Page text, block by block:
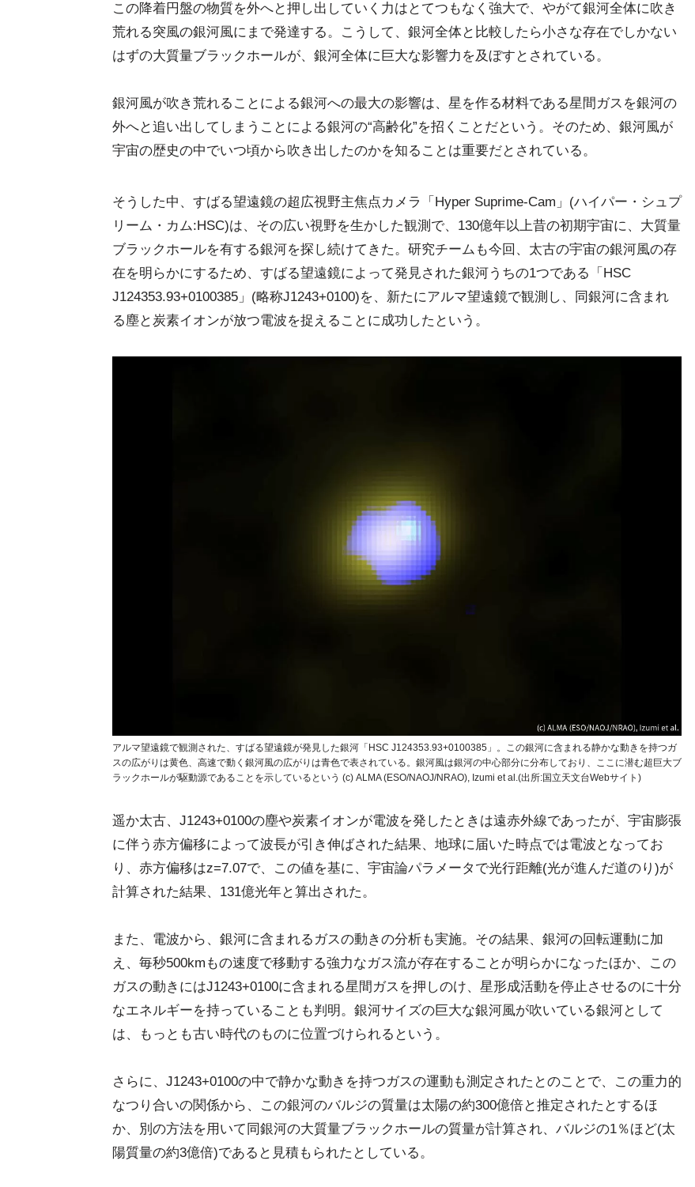
この降着円盤の物質を外へと押し出していく力はとてつもなく強大で、やがて銀河全体に吹き
荒れる突風の銀河風にまで発達する。こうして、銀河全体と比較したら小さな存在でしかない
はずの大質量ブラックホールが、銀河全体に巨大な影響力を及ぼすとされている。
銀河風が吹き荒れることによる銀河への最大の影響は、星を作る材料である星間ガスを銀河の
外へと追い出してしまうことによる銀河の“高齢化”を招くことだという。そのため、銀河風が
宇宙の歴史の中でいつ頃から吹き出したのかを知ることは重要だとされている。
そうした中、すばる望遠鏡の超広視野主焦点カメラ「Hyper Suprime-Cam」(ハイパー・シュプ
リーム・カム:HSC)は、その広い視野を生かした観測で、130億年以上昔の初期宇宙に、大質量
ブラックホールを有する銀河を探し続けてきた。研究チームも今回、太古の宇宙の銀河風の存
在を明らかにするため、すばる望遠鏡によって発見された銀河うちの1つである「HSC
J124353.93+0100385」(略称J1243+0100)を、新たにアルマ望遠鏡で観測し、同銀河に含まれ
る塵と炭素イオンが放つ電波を捉えることに成功したという。
アルマ望遠鏡で観測された、すばる望遠鏡が発見した銀河「HSC J124353.93+0100385」。この銀河に含まれる静かな動きを持つガ
スの広がりは黄色、高速で動く銀河風の広がりは青色で表されている。銀河風は銀河の中心部分に分布しており、ここに潜む超巨大ブ
ラックホールが駆動源であることを示しているという (c) ALMA (ESO/NAOJ/NRAO), Izumi et al.(出所:国立天文台Webサイト)
遥か太古、J1243+0100の塵や炭素イオンが電波を発したときは遠赤外線であったが、宇宙膨張
に伴う赤方偏移によって波長が引き伸ばされた結果、地球に届いた時点では電波となってお
り、赤方偏移はz=7.07で、この値を基に、宇宙論パラメータで光行距離(光が進んだ道のり)が
計算された結果、131億光年と算出された。
また、電波から、銀河に含まれるガスの動きの分析も実施。その結果、銀河の回転運動に加
え、毎秒500kmもの速度で移動する強力なガス流が存在することが明らかになったほか、この
ガスの動きにはJ1243+0100に含まれる星間ガスを押しのけ、星形成活動を停止させるのに十分
なエネルギーを持っていることも判明。銀河サイズの巨大な銀河風が吹いている銀河として
は、もっとも古い時代のものに位置づけられるという。
さらに、J1243+0100の中で静かな動きを持つガスの運動も測定されたとのことで、この重力的
なつり合いの関係から、この銀河のバルジの質量は太陽の約300億倍と推定されたとするほ
か、別の方法を用いて同銀河の大質量ブラックホールの質量が計算され、バルジの1％ほど(太
陽質量の約3億倍)であると見積もられたとしている。